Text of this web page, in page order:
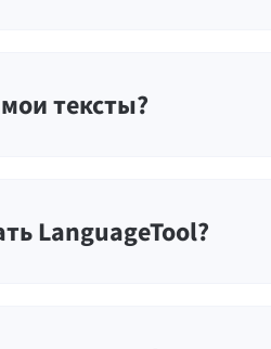
тексты?
LanguageTool?